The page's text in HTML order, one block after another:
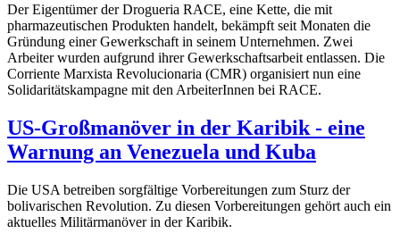
Der Eigentümer der Drogueria RACE, eine Kette, die mit
pharmazeutischen Produkten handelt, bekämpft seit Monaten die
Gründung einer Gewerkschaft in seinem Unternehmen. Zwei
Arbeiter wurden aufgrund ihrer Gewerkschaftsarbeit entlassen. Die
Corriente Marxista Revolucionaria (CMR) organisiert nun eine
Solidaritätskampagne mit den ArbeiterInnen bei RACE.
US-Großmanöver in der Karibik - eine
Warnung an Venezuela und Kuba
Die USA betreiben sorgfältige Vorbereitungen zum Sturz der
bolivarischen Revolution. Zu diesen Vorbereitungen gehört auch ein
aktuelles Militärmanöver in der Karibik.